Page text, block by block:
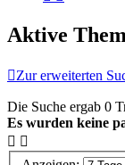
Aktive
Zur erweiterten
Die Suche ergab 0
Es wurden keine